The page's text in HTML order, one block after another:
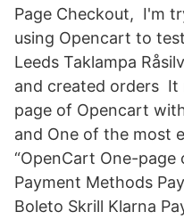
Page Checkout, I'm
using Opencart to
Leeds Taklampa
and created orders It
page of Opencart
and One of the most
“OpenCart One-page
Payment Methods
Boleto Skrill Klarna